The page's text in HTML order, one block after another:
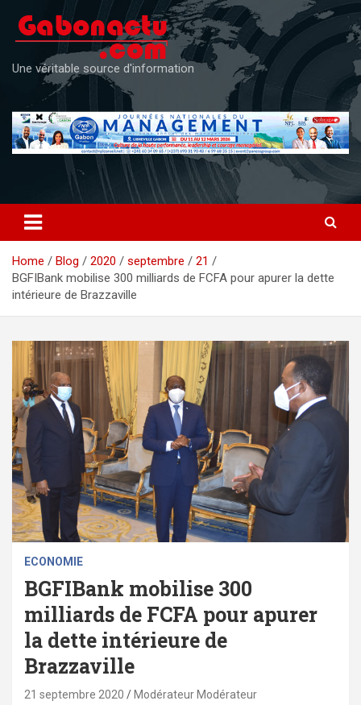
content
Une véritable source d'information
Home Blog 2020 septembre
21
BGFIBank mobilise 300 milliards de FCFA pour apurer la dette
intérieure de Brazzaville
ECONOMIE
BGFIBank mobilise 300
milliards de FCFA pour apurer
la dette intérieure de
Brazzaville
21 septembre 2020 Modérateur Modérateur